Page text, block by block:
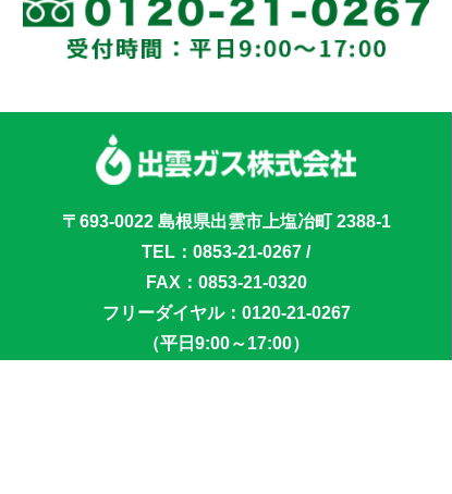
〒693-0022 島根県出雲市上塩冶町 2388-1
TEL： 0853-21-0267 /
FAX：0853-21-0320
フリーダイヤル： 0120-21-0267
（平日9:00～17:00）